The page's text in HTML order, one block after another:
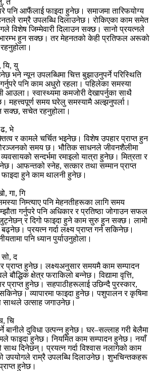
पनि आफैंलाई फाइदा हुनेछ। समाजमा तारिफयोग्य
राम्रै उपलब्धि दिलाउनेछ। रोकिएका काम समेत
विशेष जिम्मेवारी दिलाउन सक्छ। सानो प्रयत्नले
हुन सक्छ। तर मेहनतको केही प्रतिफल अरूको
यि, यु
भने न्यून उपलब्धिमा चित्त बुझाउनुपर्ने परिस्थिति
पनि काम अधुरो रहला। पहिलेका समस्या
आउला। स्वास्थ्यमा कमजोरी देखापर्नुका साथै
महत्त्वपूर्ण समय घरेलु समस्यामै अल्झनुपर्ला।
सक्छ, सचेत रहनुहोला।
ढ, भे
र कामले चर्चित भइनेछ। विशेष उपहार प्राप्त हुन
समय छ। भौतिक साधनले जीवनशैलीमा
सन्दर्भमा रमाइलो यात्रा हुनेछ। मित्रता र
आफन्तको स्नेह, सत्कार तथा सम्मान प्राप्त
फाइदा हुने काम थालनी हुनेछ।
गा, गि
निम्त्याए पनि मेहनतीहरूका लागि समय
गर्नुपरे पनि अधिकार र प्रतिष्ठा जोगाउन सफल
र दिगो फाइदा हुने काम सुरु हुन सक्छ। लामो
प्रयत्न गर्दा लक्ष्य प्राप्त गर्न सकिनेछ।
पनि ध्यान पुर्याउनुहोला।
द
प्राप्त हुनेछ। लक्ष्यअनुसार समयमै काम सम्पादन
क्षेत्र फराकिलो बन्नेछ। विद्यामा वृत्ति,
प्राप्त हुनेछ। सहपाठीहरूलाई उछिन्दै पुरस्कार,
व्यापारमा फाइदा हुनेछ। पशुपालन र कृषिमा
साथले उत्साह जगाउनेछ।
चि
बानीले दुविधा उत्पन्न हुनेछ। घर–सल्लाह गरी बेलैमा
फाइदा हुनेछ। नियमित काम सम्पादन हुनेछ। नयाँ
दिनेछन्। प्रयत्न गर्दा विश्वास नलागेको काम
उपयोगले राम्रै उपलब्धि दिलाउनेछ। शुभचिन्तकहरू
हुनेछ।